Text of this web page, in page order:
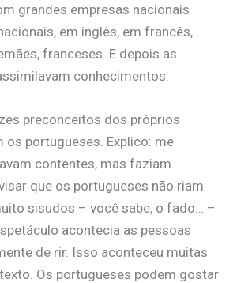
grandes empresas nacionais
em inglês, em francês,
franceses. E depois as
conhecimentos.
preconceitos dos próprios
os portugueses. Explico: me
contentes, mas faziam
que os portugueses não riam
sisudos – você sabe, o fado… –
acontecia as pessoas
de rir. Isso aconteceu muitas
Os portugueses podem gostar